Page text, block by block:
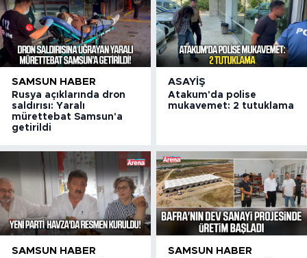
SAMSUN HABER
Rusya açıklarında dron
saldırısı: Yaralı
mürettebat Samsun'a
getirildi
ASAYIŞ
Atakum'da polise
mukavemet: 2 tutuklama
SAMSUN HABER SAMSUN HABER